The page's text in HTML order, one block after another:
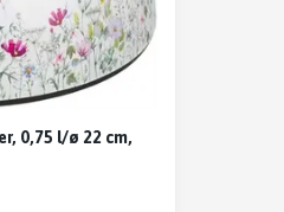
0,75 l/ø 22 cm,